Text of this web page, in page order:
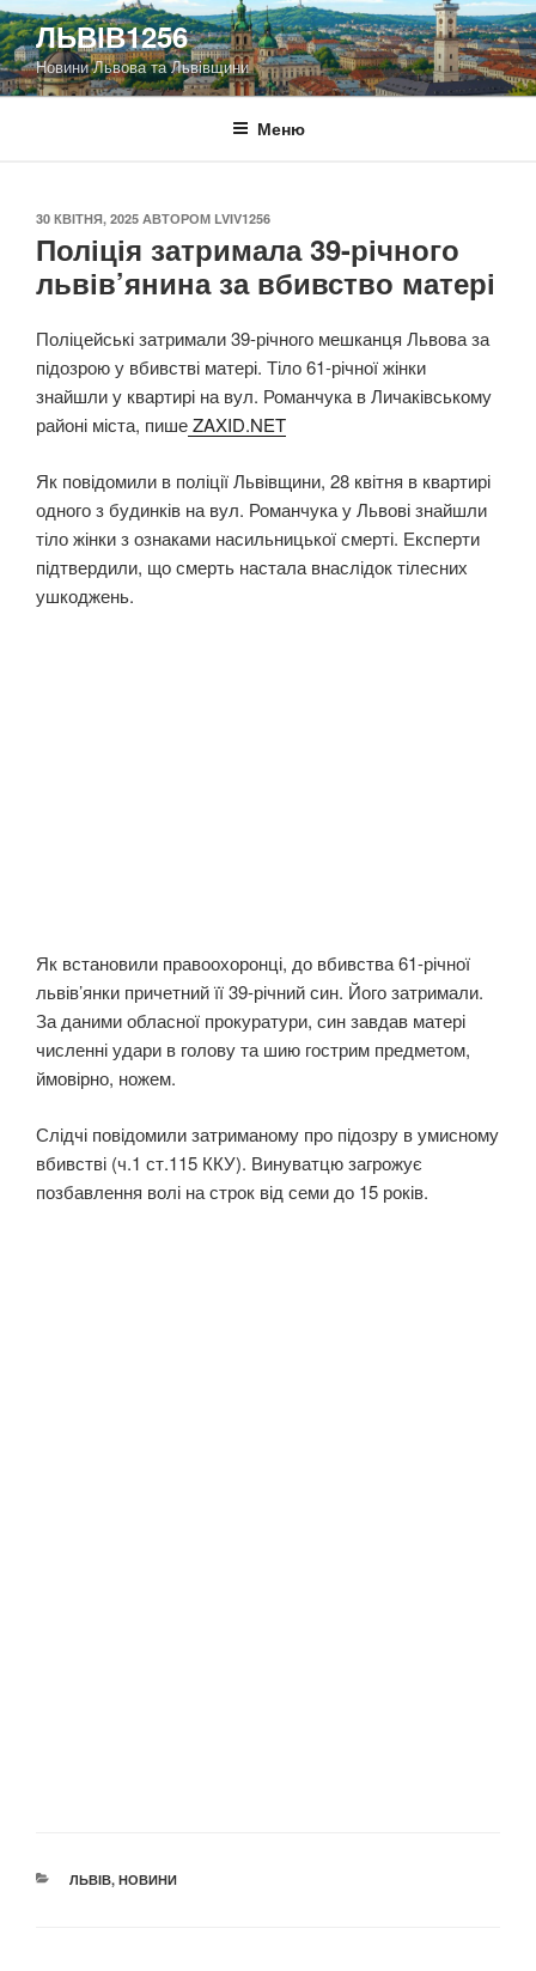
Перейти
до
вмісту
ЛЬВІВ1256
Новини Львова та Львівщини
Меню
ОПУБЛІКОВАНО
30 КВІТНЯ, 2025 АВТОРОМ LVIV1256
Поліція затримала 39-річного
львів’янина за вбивство матері
Поліцейські затримали 39-річного мешканця Львова за
підозрою у вбивстві матері. Тіло 61-річної жінки
знайшли у квартирі на вул. Романчука в Личаківському
районі міста, пишеZAXID.NET
Як повідомили в поліції Львівщини, 28 квітня в квартирі
одного з будинків на вул. Романчука у Львові знайшли
тіло жінки з ознаками насильницької смерті. Експерти
підтвердили, що смерть настала внаслідок тілесних
ушкоджень.
Як встановили правоохоронці, до вбивства 61-річної
львів’янки причетний її 39-річний син. Його затримали.
За даними обласної прокуратури, син завдав матері
численні удари в голову та шию гострим предметом,
ймовірно, ножем.
Слідчі повідомили затриманому про підозру в умисному
вбивстві (ч.1 ст.115 ККУ). Винуватцю загрожує
позбавлення волі на строк від семи до 15 років.
КАТЕГОРІЇ
ЛЬВІВ, НОВИНИ